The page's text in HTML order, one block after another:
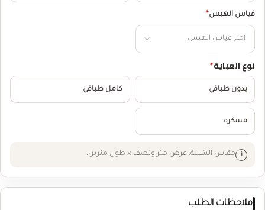
قياس الهبس*
نوع العباية*
بدون طباقي كامل طباقي
مسكره
مقاس الشيلة: عرض متر ونصف × طول مترين.
ملاحظات الطلب